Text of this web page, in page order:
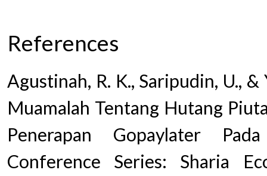
References
Agustinah, R. K., Saripudin, U.,
Muamalah Tentang Hutang
Penerapan Gopaylater
Conference Series: Sharia